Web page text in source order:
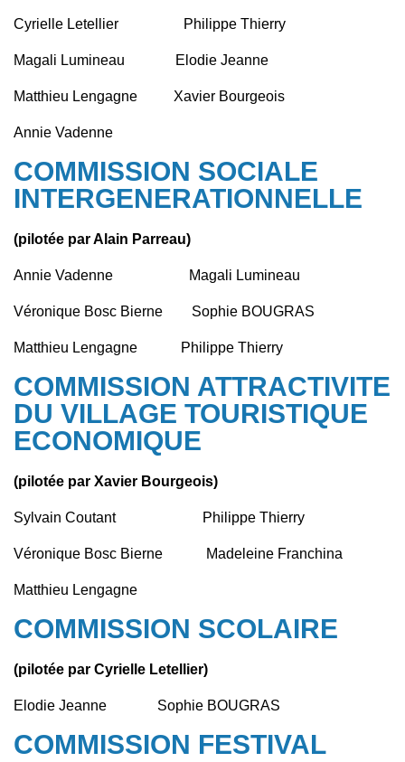
Cyrielle Letellier Philippe Thierry
Magali Lumineau Elodie Jeanne
Matthieu Lengagne Xavier Bourgeois
Annie Vadenne
COMMISSION SOCIALE
INTERGENERATIONNELLE
(pilotée par Alain Parreau)
Annie Vadenne Magali Lumineau
Véronique Bosc Bierne Sophie BOUGRAS
Matthieu Lengagne Philippe Thierry
COMMISSION ATTRACTIVITE
DU VILLAGE TOURISTIQUE
ECONOMIQUE
(pilotée par Xavier Bourgeois)
Sylvain Coutant Philippe Thierry
Véronique Bosc Bierne Madeleine Franchina
Matthieu Lengagne
COMMISSION SCOLAIRE
(pilotée par Cyrielle Letellier)
Elodie Jeanne Sophie BOUGRAS
COMMISSION FESTIVAL